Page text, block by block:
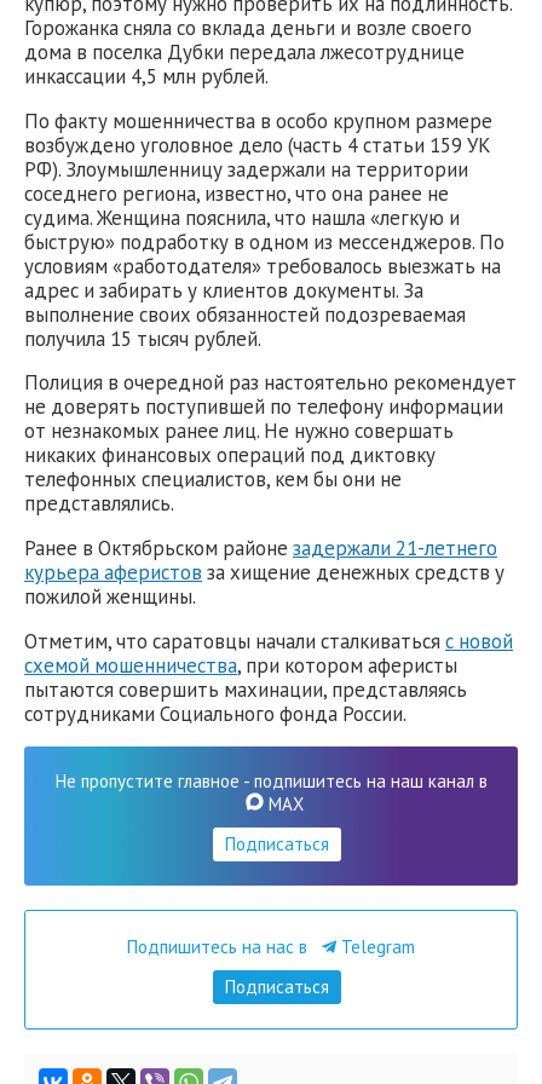
Горожанка сняла со вклада деньги и возле своего
дома в поселка Дубки передала лжесотруднице
инкассации 4,5 млн рублей.
По факту мошенничества в особо крупном размере
возбуждено уголовное дело (часть 4 статьи 159 УК
РФ). Злоумышленницу задержали на территории
соседнего региона, известно, что она ранее не
судима. Женщина пояснила, что нашла «легкую и
быструю» подработку в одном из мессенджеров. По
условиям «работодателя» требовалось выезжать на
адрес и забирать у клиентов документы. За
выполнение своих обязанностей подозреваемая
получила 15 тысяч рублей.
Полиция в очередной раз настоятельно рекомендует
не доверять поступившей по телефону информации
от незнакомых ранее лиц. Не нужно совершать
никаких финансовых операций под диктовку
телефонных специалистов, кем бы они не
представлялись.
Ранее в Октябрьском районе задержали 21-летнего
курьера аферистов за хищение денежных средств у
пожилой женщины.
Отметим, что саратовцы начали сталкиваться с новой
схемой мошенничества, при котором аферисты
пытаются совершить махинации, представляясь
сотрудниками Социального фонда России.
Не пропустите главное - подпишитесь на наш канал в
MAX
Подписаться
Подпишитесь на нас в
Telegram
Подписаться